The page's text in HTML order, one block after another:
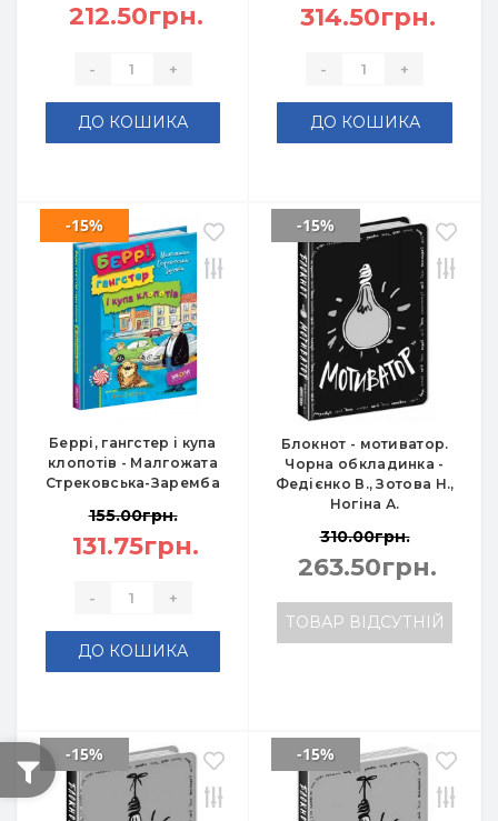
212.50грн.
- +
ДО КОШИКА
314.50грн.
- +
ДО КОШИКА
Беррі, гангстер і купа
клопотів - Малгожата
Стрековська-Заремба
-15%
155.00грн.
131.75грн.
- +
ДО КОШИКА
Блокнот - мотиватор.
Чорна обкладинка -
Федієнко В., Зотова Н.,
Ногіна А.
-15%
310.00грн.
263.50грн.
ТОВАР ВІДСУТНІЙ
-15% -15%